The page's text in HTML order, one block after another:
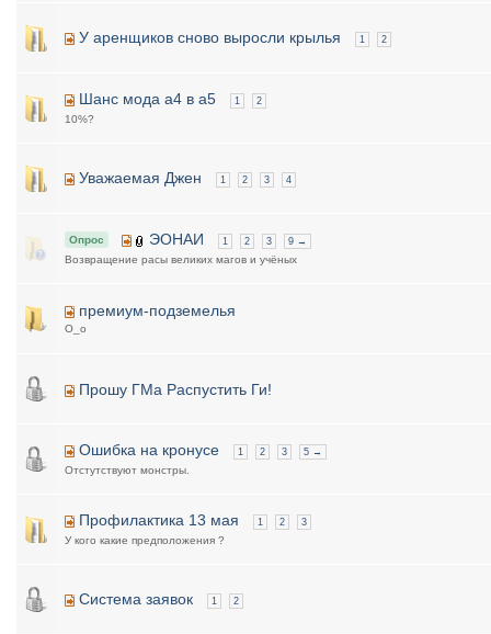
У аренщиков сново выросли крылья 1 2
Шанс мода а4 в а5 1 2
10%?
Уважаемая Джен 1 2 3 4
Опрос ЭОНАИ 1 2 3 9 →
Возвращение расы великих магов и учёных
премиум-подземелья
O_o
Прошу ГМа Распустить Ги!
Ошибка на кронусе 1 2 3 5 →
Отстутствуют монстры.
Профилактика 13 мая 1 2 3
У кого какие предположения ?
Система заявок 1 2